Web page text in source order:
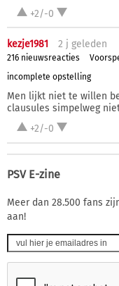
+2/-0
kezje1981 2 j geleden
216 nieuwsreacties
incomplete opstelling
Men lijkt niet te willen
clausules simpelweg
+2/-0
PSV E-zine
Meer dan 28.500 fans
aan!